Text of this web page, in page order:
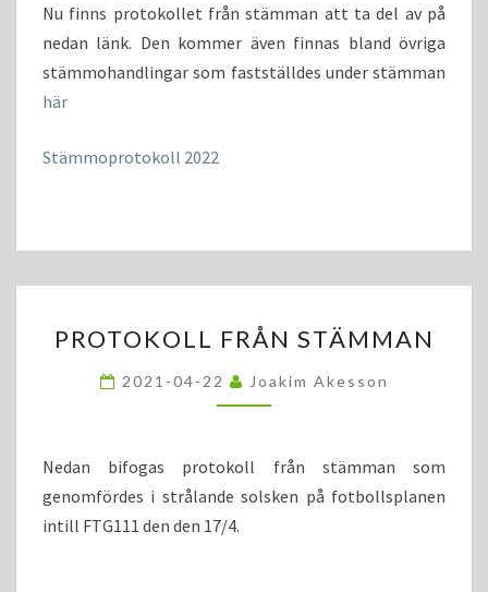
Nu finns protokollet från stämman att ta del av på
nedan länk. Den kommer även finnas bland övriga
stämmohandlingar som fastställdes under stämman
här
Stämmoprotokoll 2022
FRÅN
STÄMMAN
PROTOKOLL FRÅN STÄMMAN
2021-04-22 Joakim Akesson
Nedan bifogas protokoll från stämman som
genomfördes i strålande solsken på fotbollsplanen
intill FTG111 den den 17/4.